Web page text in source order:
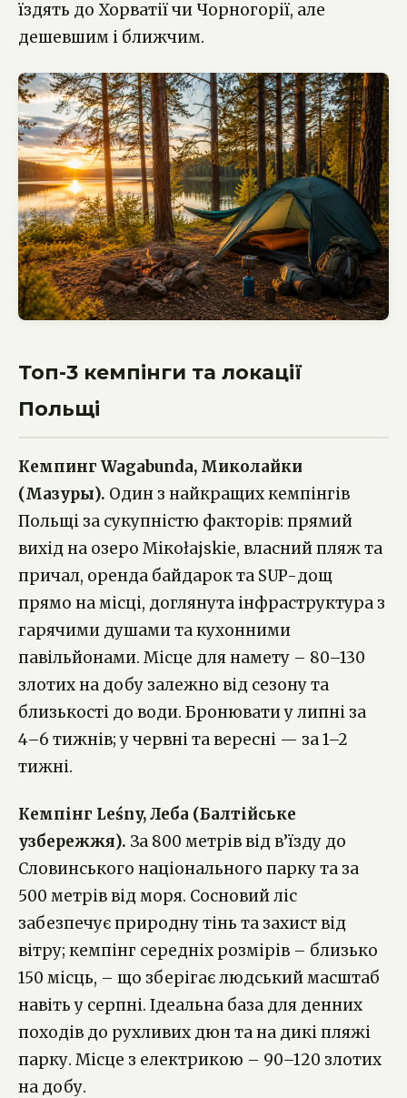
їздять до Хорватії чи Чорногорії, але
дешевшим і ближчим.
Топ-3 кемпінги та локації
Польщі
Кемпинг Wagabunda, Миколайки
(Мазуры). Один з найкращих кемпінгів
Польщі за сукупністю факторів: прямий
вихід на озеро Мікołajskie, власний пляж та
причал, оренда байдарок та SUP-дощ
прямо на місці, доглянута інфраструктура з
гарячими душами та кухонними
павільйонами. Місце для намету – 80–130
злотих на добу залежно від сезону та
близькості до води. Бронювати у липні за
4–6 тижнів; у червні та вересні — за 1–2
тижні.
Кемпінг Leśny, Леба (Балтійське
узбережжя). За 800 метрів від в’їзду до
Словинського національного парку та за
500 метрів від моря. Сосновий ліс
забезпечує природну тінь та захист від
вітру; кемпінг середніх розмірів – близько
150 місць, – що зберігає людський масштаб
навіть у серпні. Ідеальна база для денних
походів до рухливих дюн та на дикі пляжі
парку. Місце з електрикою – 90–120 злотих
на добу.